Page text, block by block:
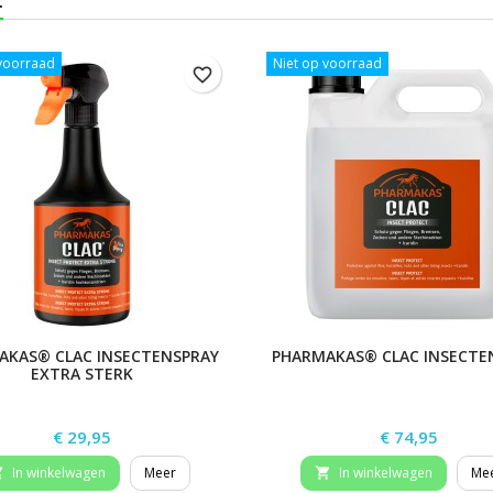
CLAC INSECTENSPRAY
EXTRA STERK
Prijs
€ 29,95
In winkelwagen Meer
favorite_border
Niet op voorraad
PHARMAKAS® CLAC
Prijs
€ 74,95
 In winkelwagen